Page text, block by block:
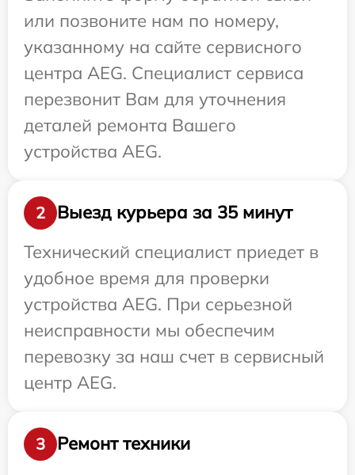
или позвоните нам по номеру,
указанному на сайте сервисного
центра AEG. Специалист сервиса
перезвонит Вам для уточнения
деталей ремонта Вашего
устройства AEG.
2
Выезд курьера за 35 минут
Технический специалист приедет в
удобное время для проверки
устройства AEG. При серьезной
неисправности мы обеспечим
перевозку за наш счет в сервисный
центр AEG.
3
Ремонт техники